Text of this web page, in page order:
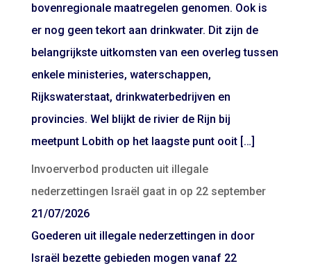
bovenregionale maatregelen genomen. Ook is
er nog geen tekort aan drinkwater. Dit zijn de
belangrijkste uitkomsten van een overleg tussen
enkele ministeries, waterschappen,
Rijkswaterstaat, drinkwaterbedrijven en
provincies. Wel blijkt de rivier de Rijn bij
meetpunt Lobith op het laagste punt ooit […]
Invoerverbod producten uit illegale
nederzettingen Israël gaat in op 22 september
21/07/2026
Goederen uit illegale nederzettingen in door
Israël bezette gebieden mogen vanaf 22